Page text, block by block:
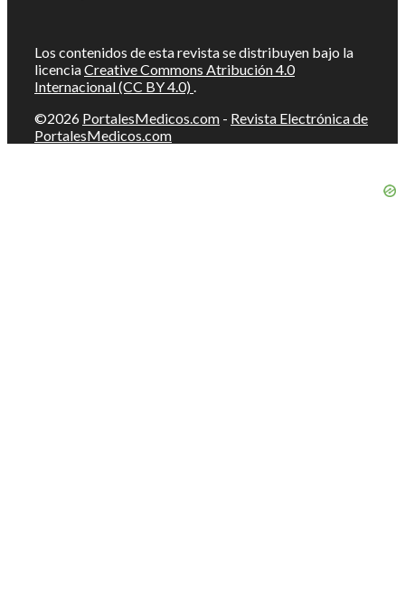
Los contenidos de esta revista se distribuyen bajo la
licenciaCreative Commons Atribución 4.0
Internacional (CC BY 4.0) .
©2026 PortalesMedicos.com - Revista Electrónica de
PortalesMedicos.com